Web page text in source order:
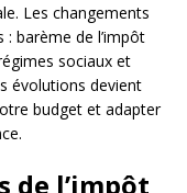
Les changements
barème de l’impôt
sociaux et
évolutions devient
budget et adapter
de l’impôt